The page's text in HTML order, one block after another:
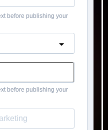
before publishing your
before publishing your